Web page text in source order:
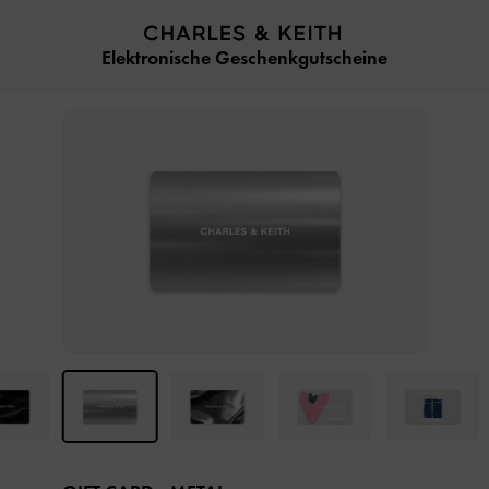
Elektronische Geschenkgutscheine